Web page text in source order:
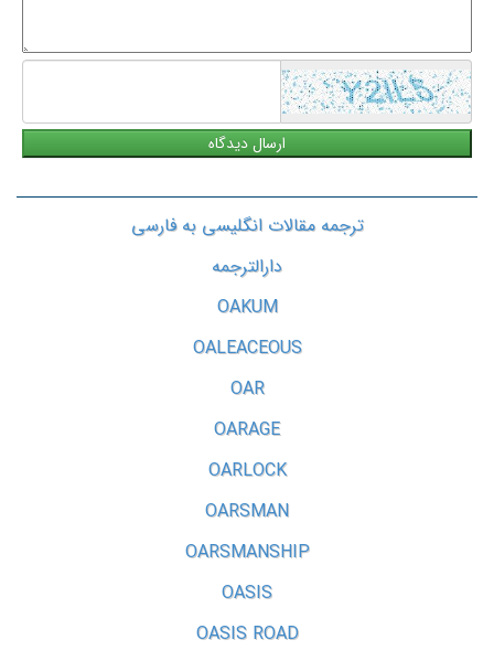
ترجمه مقالات انگلیسی به فارسی
دارالترجمه
OAKUM
OALEACEOUS
OAR
OARAGE
OARLOCK
OARSMAN
OARSMANSHIP
OASIS
OASIS ROAD